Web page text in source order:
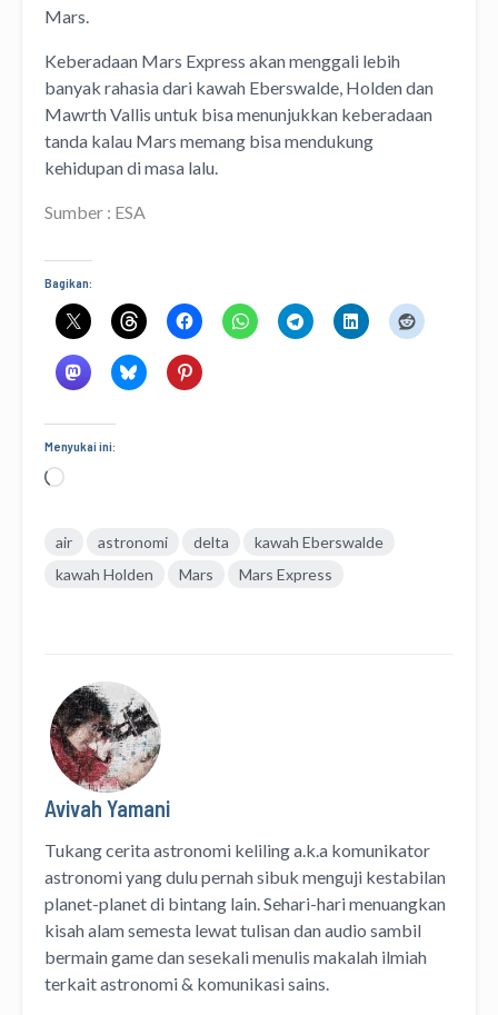
Mars.
Keberadaan Mars Express akan menggali lebih
banyak rahasia dari kawah Eberswalde, Holden dan
Mawrth Vallis untuk bisa menunjukkan keberadaan
tanda kalau Mars memang bisa mendukung
kehidupan di masa lalu.
Sumber : ESA
Bagikan:
Menyukai ini:
Memuat...
air astronomi delta
kawah Eberswalde
kawah Holden
Mars Mars Express
Avivah Yamani
Tukang cerita astronomi kelilinga.k.a komunikator
astronomiyang dulu pernah sibuk menguji kestabilan
planet-planet di bintang lain. Sehari-hari menuangkan
kisah alam semesta lewattulisandanaudio sambil
bermain game dan sesekali menulis makalah ilmiah
terkait astronomi & komunikasi sains.